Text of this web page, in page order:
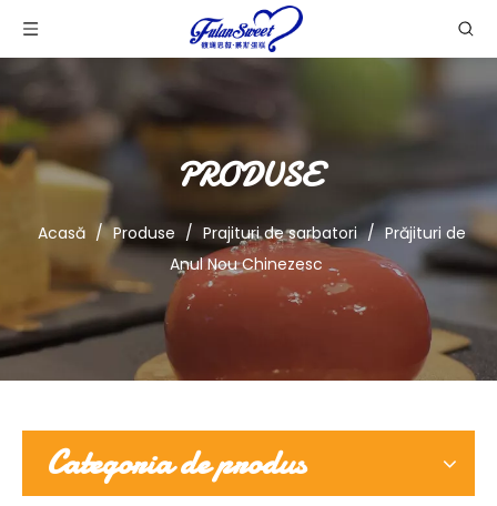
PRODUSE
Acasă / Produse / Prajituri de sarbatori / Prăjituri de
Anul Nou Chinezesc
Categoria de produs